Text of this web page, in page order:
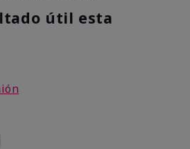
útil esta